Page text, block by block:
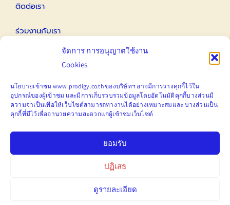
จัดการ การอนุญาตใช้งาน
Cookies
นโยบายเข้าชม www.prodigy.co.th ของบริษัทฯ อาจมีการวางคุกกี้ไว้ใน
อุปกรณ์ของผู้เข้าชม และมีการเก็บรวบรวมข้อมูลโดยอัตโนมัติคุกกี้บางส่วนมี
ความจาเป็นเพื่อให้เว็บไซต์สามารถทางานได้อย่างเหมาะสมและ บางส่วนเป็น
คุกกี้ที่มีไว้เพื่ออานวยความสะดวกแก่ผู้เข้าชมเว็บไซต์
ยอมรับ
ปฏิเสธ
ดูรายละเอียด
ติดต่อเรา
ร่วมงานกับเรา
ติดต่อนักลงทุนสัมพันธ์ IR
Email
marketing@prodigy.co.th